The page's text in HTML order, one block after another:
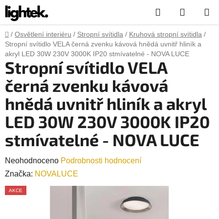
Přejít
na
obsah
Hledat
KOŠÍK
Domů
/ Osvětlení interiéru / Stropní svítidla / Kruhová stropní svítidla /
Stropní svítidlo VELA černá zvenku kávová hnědá uvnitř hliník a
akryl LED 30W 230V 3000K IP20 stmívatelné - NOVA LUCE
Stropní svítidlo VELA
černá zvenku kávová
hnědá uvnitř hliník a akryl
LED 30W 230V 3000K IP20
stmívatelné - NOVA LUCE
Průměrné
hodnocení
produktu
Neohodnoceno Podrobnosti hodnocení
Značka: NOVALUCE
AKCE